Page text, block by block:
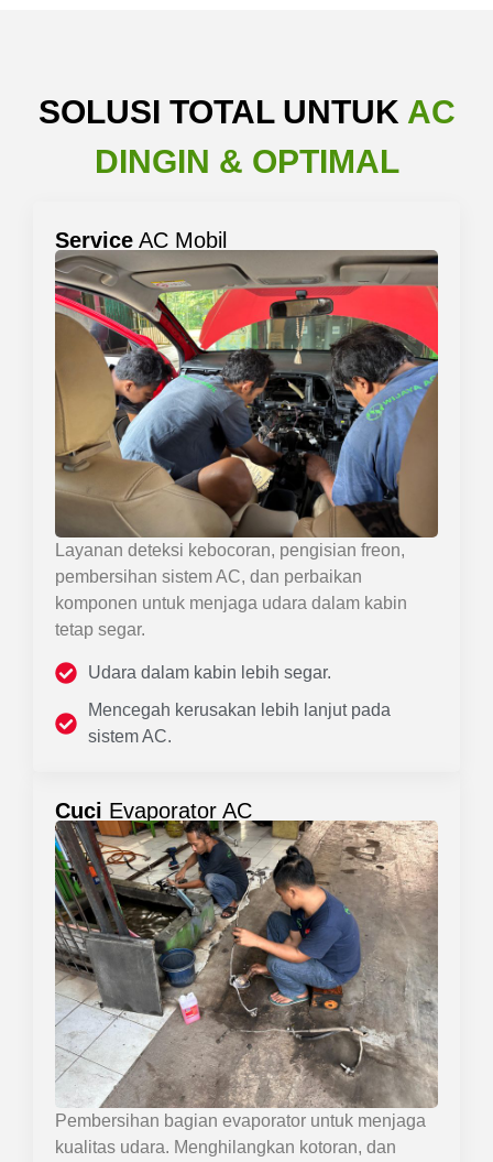
SOLUSI TOTAL UNTUK AC
DINGIN & OPTIMAL
Service AC Mobil
Layanan deteksi kebocoran, pengisian freon,
pembersihan sistem AC, dan perbaikan
komponen untuk menjaga udara dalam kabin
tetap segar.
Udara dalam kabin lebih segar.
Mencegah kerusakan lebih lanjut pada
sistem AC.
Cuci Evaporator AC
Pembersihan bagian evaporator untuk menjaga
kualitas udara. Menghilangkan kotoran, dan